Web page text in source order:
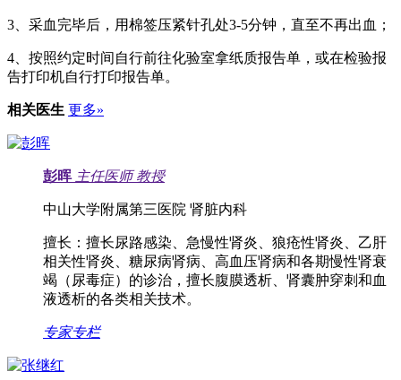
3、采血完毕后，用棉签压紧针孔处3-5分钟，直至不再出血；
4、按照约定时间自行前往化验室拿纸质报告单，或在检验报
告打印机自行打印报告单。
相关医生 更多»
彭晖 主任医师 教授
中山大学附属第三医院 肾脏内科
擅长： 擅长尿路感染、急慢性肾炎、狼疮性肾炎、乙肝
相关性肾炎、糖尿病肾病、高血压肾病和各期慢性肾衰
竭（尿毒症）的诊治，擅长腹膜透析、肾囊肿穿刺和血
液透析的各类相关技术。
专家专栏